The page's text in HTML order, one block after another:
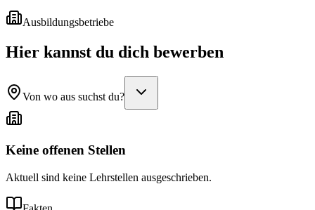
Ausbildungsbetriebe
Hier kannst du dich bewerben
Von wo aus suchst du?
Keine offenen Stellen
Aktuell sind keine Lehrstellen ausgeschrieben.